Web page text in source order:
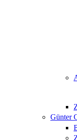
Günter